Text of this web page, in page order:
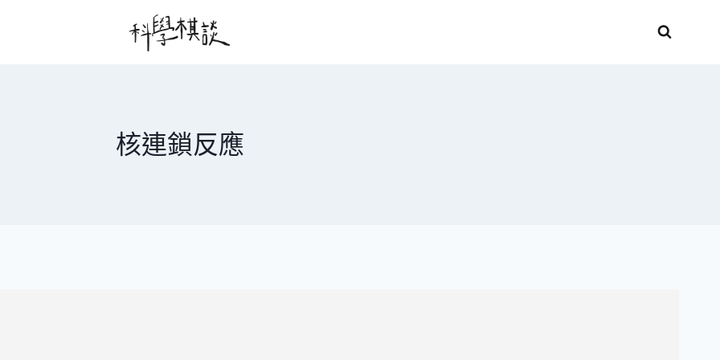
核連鎖反應